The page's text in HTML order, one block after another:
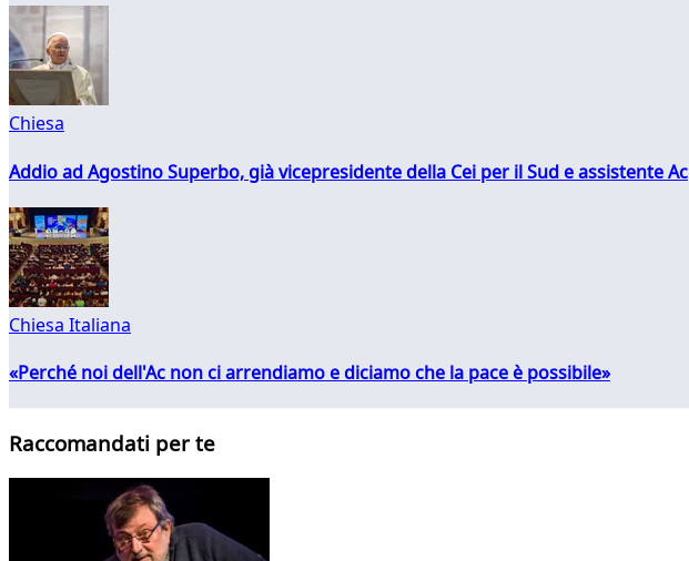
Chiesa
Addio ad Agostino Superbo, già vicepresidente della Cei per il Sud e assistente Ac
Chiesa Italiana
«Perché noi dell'Ac non ci arrendiamo e diciamo che la pace è possibile»
Raccomandati per te